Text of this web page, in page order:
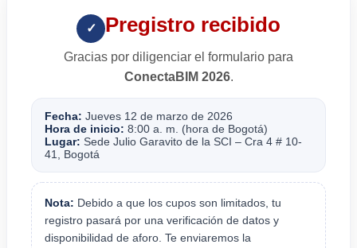
✓ Pregistro recibido
Gracias por diligenciar el formulario para
ConectaBIM 2026.
Fecha: Jueves 12 de marzo de 2026
Hora de inicio: 8:00 a. m. (hora de Bogotá)
Lugar: Sede Julio Garavito de la SCI – Cra 4 # 10-
41, Bogotá
Nota: Debido a que los cupos son limitados, tu
registro pasará por una verificación de datos y
disponibilidad de aforo. Te enviaremos la